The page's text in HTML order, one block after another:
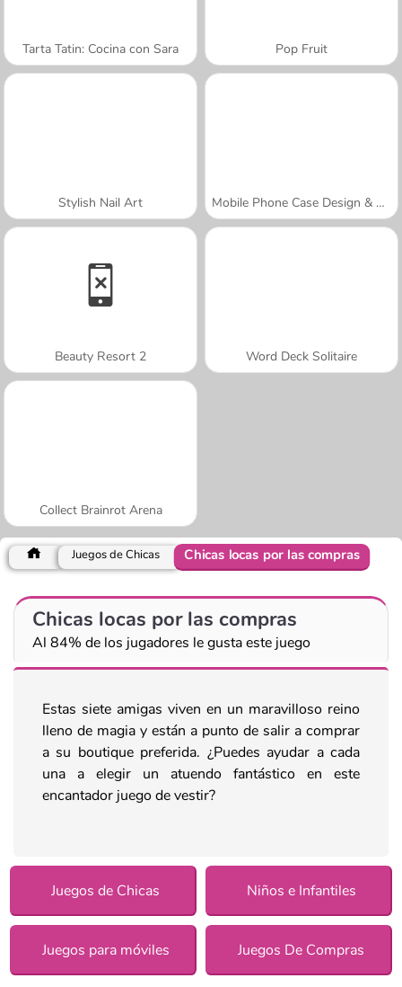
Tarta Tatin: Cocina con Sara Pop Fruit
Stylish Nail Art Mobile Phone Case Design & DIY
Beauty Resort 2 Word Deck Solitaire
Collect Brainrot Arena
Juegos de Chicas Chicas locas por las compras
Chicas locas por las compras
Al 84% de los jugadores le gusta este juego
Estas siete amigas viven en un maravilloso reino
lleno de magia y están a punto de salir a comprar
a su boutique preferida. ¿Puedes ayudar a cada
una a elegir un atuendo fantástico en este
encantador juego de vestir?
Juegos de Chicas Niños e Infantiles
Juegos para móviles Juegos De Compras